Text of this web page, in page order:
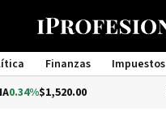
Finanzas Impuestos
Management